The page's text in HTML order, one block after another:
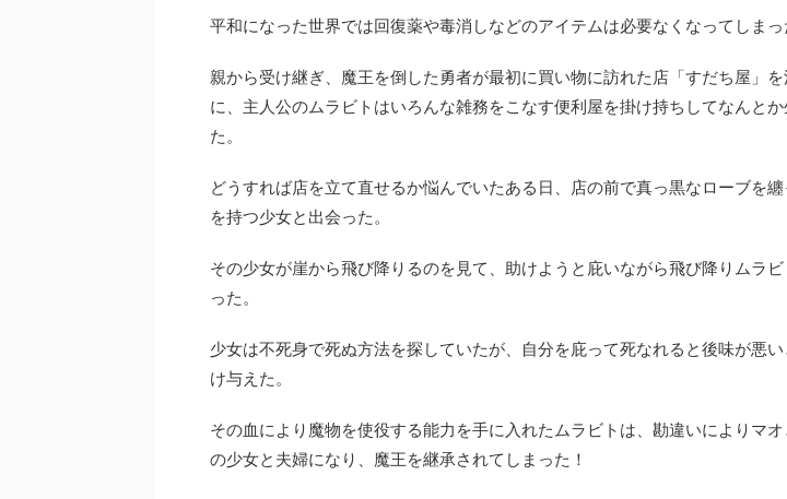
平和になった世界では回復薬や毒消しなどのアイテムは必要なくなってしまっ
親から受け継ぎ、魔王を倒した勇者が最初に買い物に訪れた店「すだち屋」
に、主人公のムラビトはいろんな雑務をこなす便利屋を掛け持ちしてなんと
た。
どうすれば店を立て直せるか悩んでいたある日、店の前で真っ黒なローブを
を持つ少女と出会った。
その少女が崖から飛び降りるのを見て、助けようと庇いながら飛び降りムラ
った。
少女は不死身で死ぬ方法を探していたが、自分を庇って死なれると後味が悪
け与えた。
その血により魔物を使役する能力を手に入れたムラビトは、勘違いによりマ
の少女と夫婦になり、魔王を継承されてしまった！